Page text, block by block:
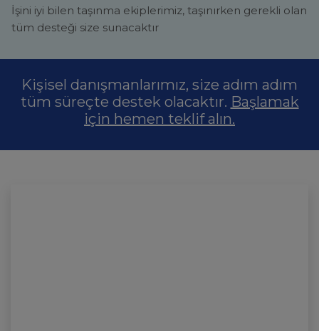
İşini iyi bilen taşınma ekiplerimiz, taşınırken gerekli olan
tüm desteği size sunacaktır
Kişisel danışmanlarımız, size adım adım
tüm süreçte destek olacaktır. Başlamak
için hemen teklif alın.